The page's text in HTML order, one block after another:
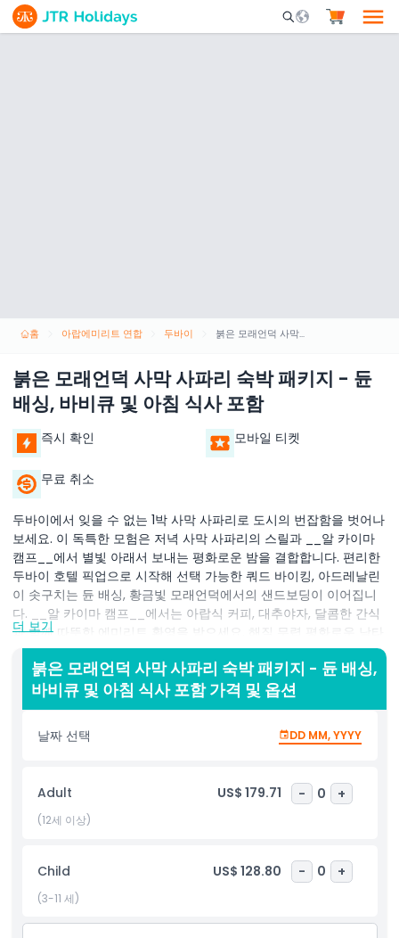
Mobile Search
홈 아랍에미리트 연합 두바이 붉은 모래언덕 사막 사파리 숙박 패키지 - 듄 배싱, 바비큐 및 아침 식사 포함
붉은 모래언덕 사막 사파리 숙박 패키지 - 듄
배싱, 바비큐 및 아침 식사 포함
즉시 확인 모바일 티켓
무료 취소
두바이에서 잊을 수 없는 1박 사막 사파리로 도시의 번잡함을 벗어나
보세요. 이 독특한 모험은 저녁 사막 사파리의 스릴과 __알 카이마
캠프__에서 별빛 아래서 보내는 평화로운 밤을 결합합니다. 편리한
두바이 호텔 픽업으로 시작해 선택 가능한 쿼드 바이킹, 아드레날린
이 솟구치는 듄 배싱, 황금빛 모래언덕에서의 샌드보딩이 이어집니
다. __알 카이마 캠프__에서는 아랍식 커피, 대추야자, 달콤한 간식
과 함께 따뜻한 에미리트 환영을 받으세요. 해질 무렵 평화로운 낙타
타기를 즐기고 헤나 페인팅, 시샤, 전통 아라비아 복장 체험 등 베두
인 문화 활동을 탐험합니다. 웅장한 매와 함께 기억에 남을 사진을
찍고 라이브 타누라 및 칼리지 댄스 공연과 함께 맛있는 바비큐 저녁
식사를 즐기세요. 밤이 깊어지면 망원경으로 별을 감상하며 신선하
게 우려낸 아랍 차를 음미하세요. 전통 천막에서 편안히 숙면을 취하
고 장관을 이루는 사막 일출로 하루를 시작하십시오. 마지막 낙타 행
모두를 위한 완벽한 두바이 1박 사막 사파리로 진정하고 마법 같은
사막 경험을 약속합니다.
더 보기
붉은 모래언덕 사막 사파리 숙박 패키지 - 듄 배싱,
바비큐 및 아침 식사 포함 가격 및 옵션
날짜 선택 DD MM, YYYY
Adult US$ 179.71 - 0 +
(12세 이상)
Child US$ 128.80 - 0 +
(3-11 세)